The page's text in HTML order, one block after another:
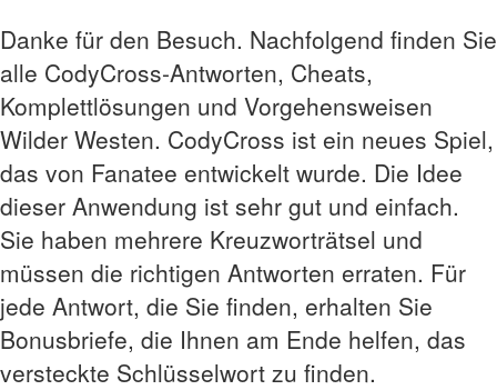
Danke für den Besuch. Nachfolgend finden Sie
alle CodyCross-Antworten, Cheats,
Komplettlösungen und Vorgehensweisen
Wilder Westen. CodyCross ist ein neues Spiel,
das von Fanatee entwickelt wurde. Die Idee
dieser Anwendung ist sehr gut und einfach.
Sie haben mehrere Kreuzworträtsel und
müssen die richtigen Antworten erraten. Für
jede Antwort, die Sie finden, erhalten Sie
Bonusbriefe, die Ihnen am Ende helfen, das
versteckte Schlüsselwort zu finden.